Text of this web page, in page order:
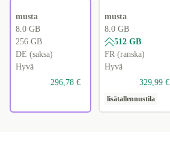
musta
8.0 GB
256 GB
DE (saksa)
Hyvä
296,78 €
musta
8.0 GB
512 GB
FR (ranska)
Hyvä
329,99 €
lisätallennustila